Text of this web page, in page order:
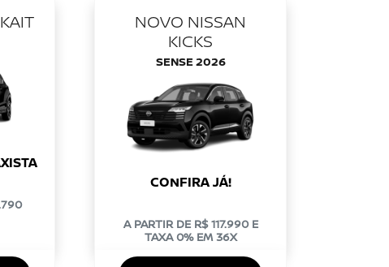
NOVO NISSAN
KICKS
SENSE 2026
CONFIRA JÁ!
A PARTIR DE R$ 117.990 E
TAXA 0% EM 36X